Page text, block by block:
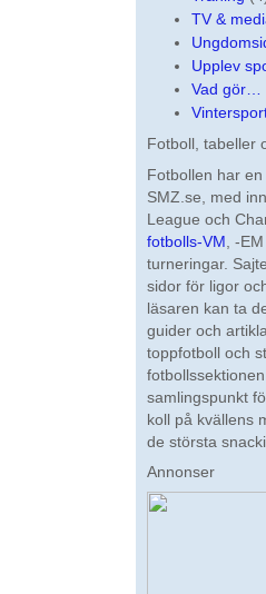
TV &
Upplev
Vad gör…
Fotboll, tabeller
Fotbollen har
SMZ.se, med
League och
fotbolls-VM , -
turneringar.
sidor för ligor
läsaren kan ta
guider och
toppfotboll och
samlingspunkt
koll på kvällens
de största
Annonser